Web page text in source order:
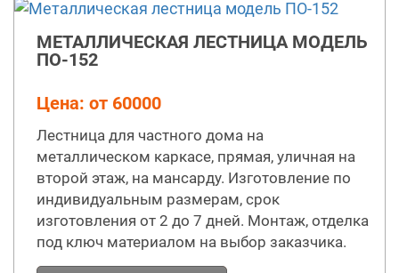
МЕТАЛЛИЧЕСКАЯ ЛЕСТНИЦА МОДЕЛЬ
ПО-152
Цена: от 60000
Лестница для частного дома на
металлическом каркасе, прямая, уличная на
второй этаж, на мансарду. Изготовление по
индивидуальным размерам, срок
изготовления от 2 до 7 дней. Монтаж, отделка
под ключ материалом на выбор заказчика.